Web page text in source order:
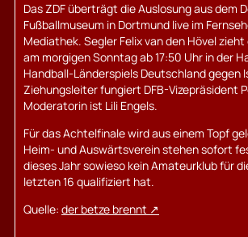
Das ZDF überträgt die Auslosung aus dem
Fußballmuseum in Dortmund live im
Mediathek. Segler Felix van den Hövel
am morgigen Sonntag ab 17:50 Uhr in der
Handball-Länderspiels Deutschland gegen
Ziehungsleiter fungiert DFB-Vizepräsident
Moderatorin ist Lili Engels.
Für das Achtelfinale wird aus einem Topf
Heim- und Auswärtsverein stehen sofort
dieses Jahr sowieso kein Amateurklub für
letzten 16 qualifiziert hat.
Quelle: der betze brennt